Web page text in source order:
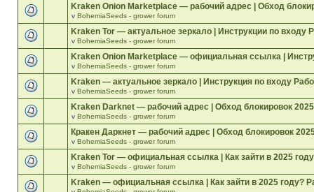
Kraken Onion Marketplace — рабочий адрес | Обход
v BohemiaSeeds - grower forum
Kraken Tor — актуальное зеркало | Инструкции по входу
v BohemiaSeeds - grower forum
Kraken Onion Marketplace — официальная ссылка |
v BohemiaSeeds - grower forum
Kraken — актуальное зеркало | Инструкция по входу
v BohemiaSeeds - grower forum
Kraken Darknet — рабочий адрес | Обход блокировок
v BohemiaSeeds - grower forum
Кракен Даркнет — рабочий адрес | Обход блокировок
v BohemiaSeeds - grower forum
Kraken Tor — официальная ссылка | Как зайти в 2025
v BohemiaSeeds - grower forum
Kraken — официальная ссылка | Как зайти в 2025 году?